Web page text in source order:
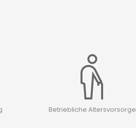
Betriebliche Altersvorsorge